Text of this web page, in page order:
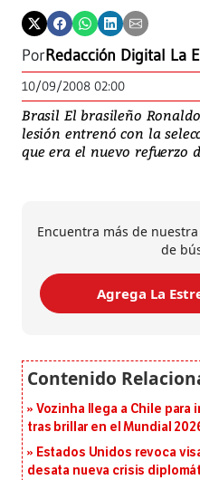
PorRedacción Digital La
10/09/2008 02:00
Brasil El brasileño
lesión entrenó con la
que era el nuevo refuerzo
Encuentra más de
de
Agrega La
Vozinha llega a Chile para
tras brillar en el Mundial
Estados Unidos revoca
desata nueva crisis